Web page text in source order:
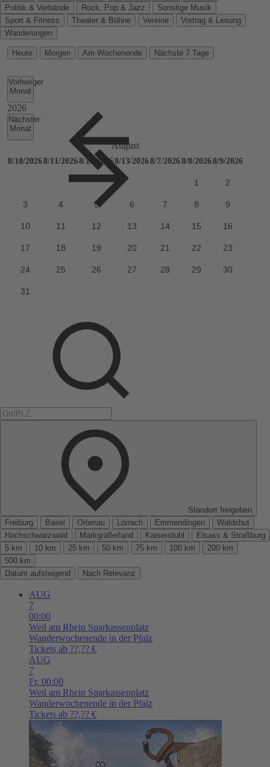
Politik & Verbände
Rock, Pop & Jazz
Sonstige Musik
Sport & Fitness
Theater & Bühne Vereine
Vortrag & Lesung
Wanderungen
Heute Morgen Am Wochenende Nächste 7 Tage
Vorheriger
Monat
Nächster
Monat
Standort freigeben
Freiburg
Basel Ortenau Lörrach Emmendingen
Waldshut
Hochschwarzwald
Markgräflerland Kaiserstuhl
Elsass & Straßburg
5 km
10 km 25 km 50 km 75 km 100 km
200 km
500 km
Datum aufsteigend
Nach Relevanz
AUG
7
00:00
Weil am Rhein Sparkassenplatz
Wanderwochenende in der Pfalz
Tickets ab ??,?? €
AUG
7
Fr, 00:00
Weil am Rhein Sparkassenplatz
Wanderwochenende in der Pfalz
Tickets ab ??,?? €